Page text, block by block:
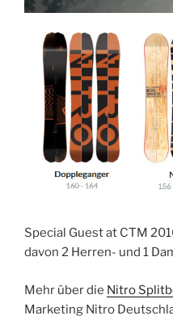
Special Guest at CTM
davon 2 Herren- und 1
Mehr über die Nitro
Marketing Nitro